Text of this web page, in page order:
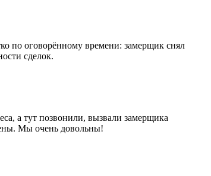
по оговорённому времени: замерщик снял
сделок.
а тут позвонили, вызвали замерщика
Мы очень довольны!